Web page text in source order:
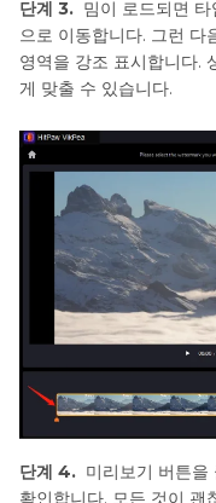
단계 3. 밈이 로드되면
으로 이동합니다. 그런 다
영역을 강조 표시합니다.
게 맞출 수 있습니다.
단계 4. 미리보기 버튼을
확인합니다. 모든 것이 괜